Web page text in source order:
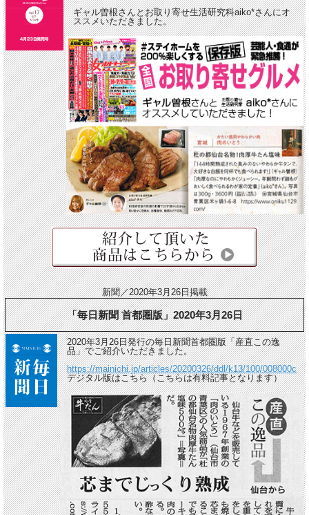
ギャル曽根さんとお取り寄せ生活研究科aiko*さんにオ
ススメいただきました。
新聞／2020年3月26日掲載
「毎日新聞 首都圏版」2020年3月26日
2020年3月26日発行の毎日新聞首都圏版「産直この逸
品」でご紹介いただきました。
https://mainichi.jp/articles/20200326/ddl/k13/100/008000c
デジタル版はこちら（こちらは有料記事となります）